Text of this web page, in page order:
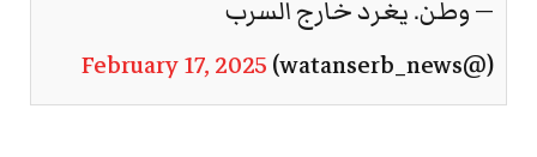
— وطن. يغرد خارج السرب
(@watanserb_news)
February 17, 2025